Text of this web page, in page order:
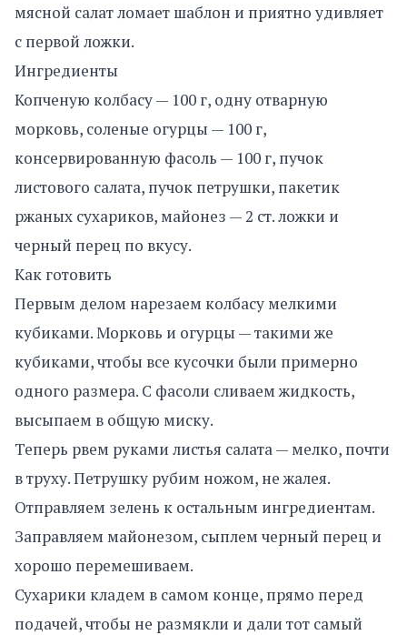
мясной салат ломает шаблон и приятно удивляет
с первой ложки.
Ингредиенты
Копченую колбасу — 100 г, одну отварную
морковь, соленые огурцы — 100 г,
консервированную фасоль — 100 г, пучок
листового салата, пучок петрушки, пакетик
ржаных сухариков, майонез — 2 ст. ложки и
черный перец по вкусу.
Как готовить
Первым делом нарезаем колбасу мелкими
кубиками. Морковь и огурцы — такими же
кубиками, чтобы все кусочки были примерно
одного размера. С фасоли сливаем жидкость,
высыпаем в общую миску.
Теперь рвем руками листья салата — мелко, почти
в труху. Петрушку рубим ножом, не жалея.
Отправляем зелень к остальным ингредиентам.
Заправляем майонезом, сыплем черный перец и
хорошо перемешиваем.
Сухарики кладем в самом конце, прямо перед
подачей, чтобы не размякли и дали тот самый